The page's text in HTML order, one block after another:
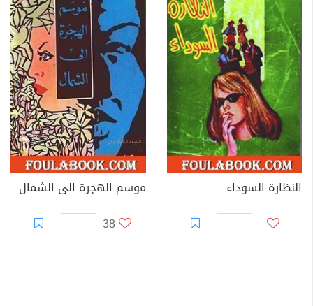
النظارة السوداء
موسم الهجرة الى الشمال
38